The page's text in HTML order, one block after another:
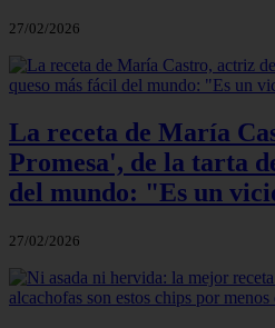
27/02/2026
La receta de María
Promesa', de la tarta
del mundo: "Es un
27/02/2026